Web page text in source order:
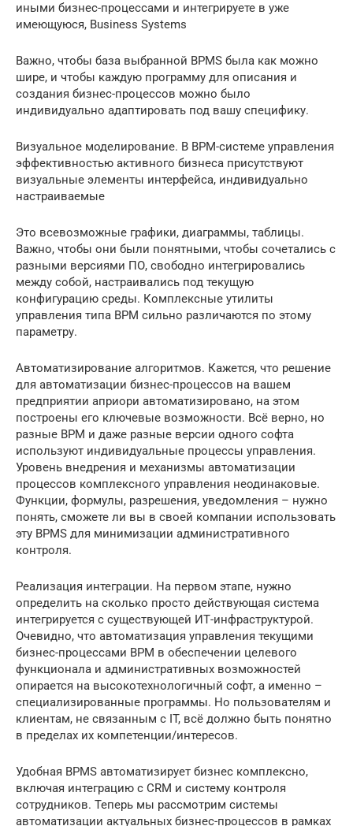
иными бизнес-процессами и интегрируете в уже
имеющуюся, Business Systems
Важно, чтобы база выбранной BPMS была как можно
шире, и чтобы каждую программу для описания и
создания бизнес-процессов можно было
индивидуально адаптировать под вашу специфику.
Визуальное моделирование. В BPM-системе управления
эффективностью активного бизнеса присутствуют
визуальные элементы интерфейса, индивидуально
настраиваемые
Это всевозможные графики, диаграммы, таблицы.
Важно, чтобы они были понятными, чтобы сочетались с
разными версиями ПО, свободно интегрировались
между собой, настраивались под текущую
конфигурацию среды. Комплексные утилиты
управления типа BPM сильно различаются по этому
параметру.
Автоматизирование алгоритмов. Кажется, что решение
для автоматизации бизнес-процессов на вашем
предприятии априори автоматизировано, на этом
построены его ключевые возможности. Всё верно, но
разные BPM и даже разные версии одного софта
используют индивидуальные процессы управления.
Уровень внедрения и механизмы автоматизации
процессов комплексного управления неодинаковые.
Функции, формулы, разрешения, уведомления – нужно
понять, сможете ли вы в своей компании использовать
эту BPMS для минимизации административного
контроля.
Реализация интеграции. На первом этапе, нужно
определить на сколько просто действующая система
интегрируется с существующей ИТ-инфраструктурой.
Очевидно, что автоматизация управления текущими
бизнес-процессами BPM в обеспечении целевого
функционала и административных возможностей
опирается на высокотехнологичный софт, а именно –
специализированные программы. Но пользователям и
клиентам, не связанным с IT, всё должно быть понятно
в пределах их компетенции/интересов.
Удобная BPMS автоматизирует бизнес комплексно,
включая интеграцию с CRM и систему контроля
сотрудников. Теперь мы рассмотрим системы
автоматизации актуальных бизнес-процессов в рамках